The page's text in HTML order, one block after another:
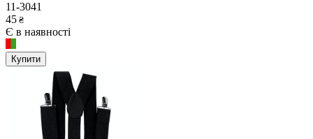
11-3041
45 ₴
Є в наявності
Купити